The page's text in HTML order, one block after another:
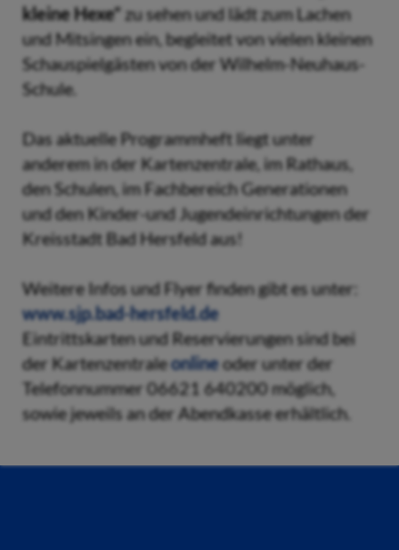
kleine Hexe“zu sehen und lädt zum Lachen
und Mitsingen ein, begleitet von vielen kleinen
Schauspielgästen von der Wilhelm-Neuhaus-
Schule.
Das aktuelle Programmheft liegt unter
anderem in der Kartenzentrale, im Rathaus,
den Schulen, im Fachbereich Generationen
und den Kinder-und Jugendeinrichtungen der
Kreisstadt Bad Hersfeld aus!
Weitere Infos und Flyer finden gibt es unter:
www.sjp.bad-hersfeld.de
Eintrittskarten und Reservierungen sind bei
der Kartenzentraleonlineoder unter der
Telefonnummer 06621 640200 möglich,
sowie jeweils an der Abendkasse erhältlich.